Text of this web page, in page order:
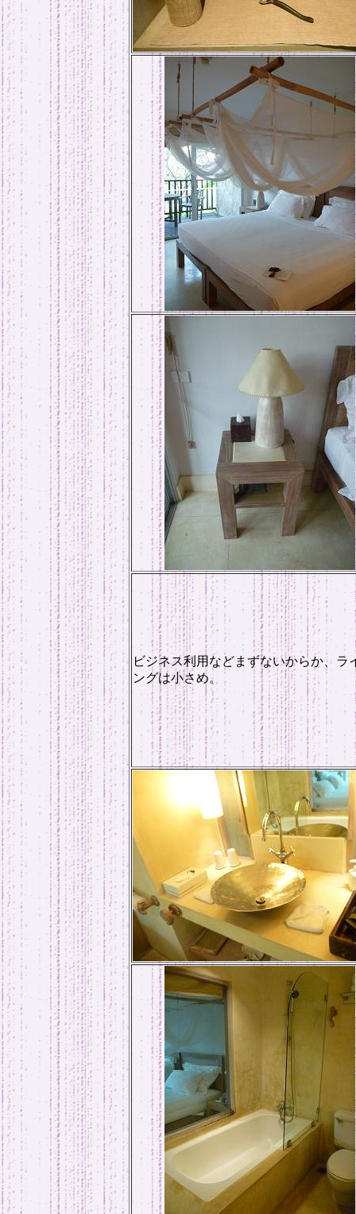
ビジネス利用などまずないからか、ラ
ングは小さめ。